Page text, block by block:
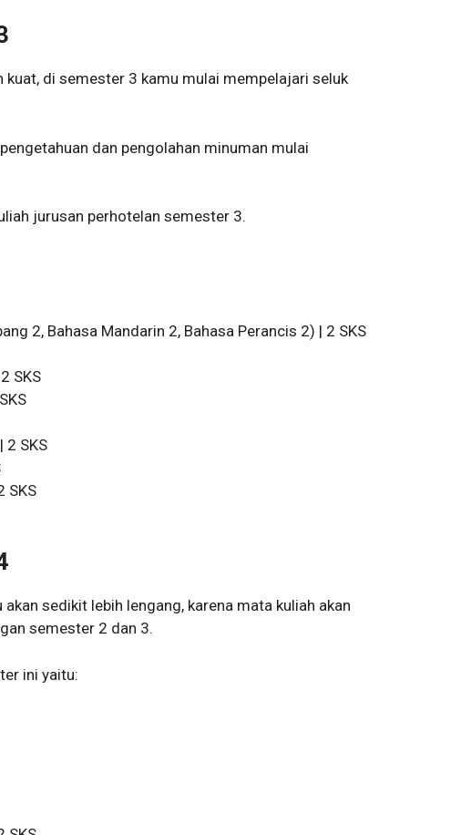
di semester 3 kamu mulai mempelajari seluk
dan pengolahan minuman mulai
jurusan perhotelan semester 3.
2, Bahasa Mandarin 2, Bahasa Perancis 2) | 2 SKS
SKS
2 SKS
SKS
sedikit lebih lengang, karena mata kuliah akan
semester 2 dan 3.
ini yaitu: